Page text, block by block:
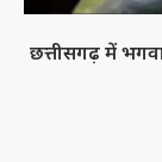
छत्तीसगढ़ में